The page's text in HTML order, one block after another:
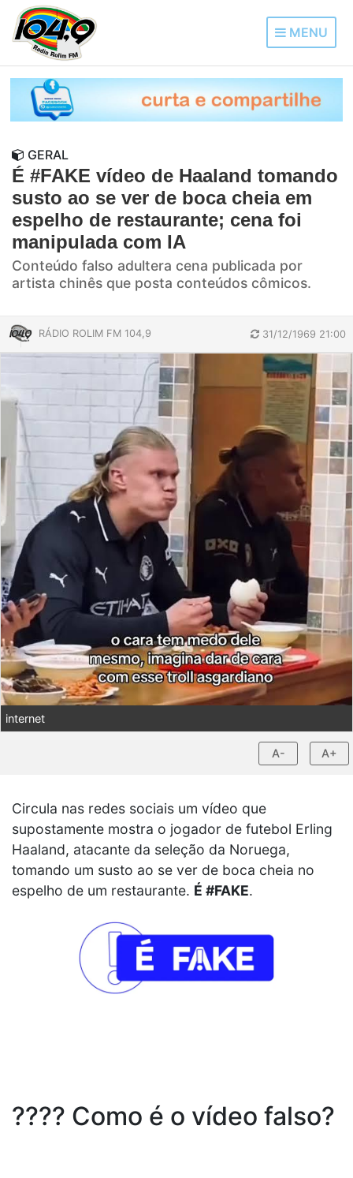
MENU
GERAL
É #FAKE vídeo de Haaland tomando
susto ao se ver de boca cheia em
espelho de restaurante; cena foi
manipulada com IA
Conteúdo falso adultera cena publicada por
artista chinês que posta conteúdos cômicos.
RÁDIO ROLIM FM 104,9 31/12/1969 21:00
internet
A- A+
Circula nas redes sociais um vídeo que
supostamente mostra o jogador de futebol Erling
Haaland, atacante da seleção da Noruega,
tomando um susto ao se ver de boca cheia no
espelho de um restaurante. É #FAKE.
???? Como é o vídeo falso?